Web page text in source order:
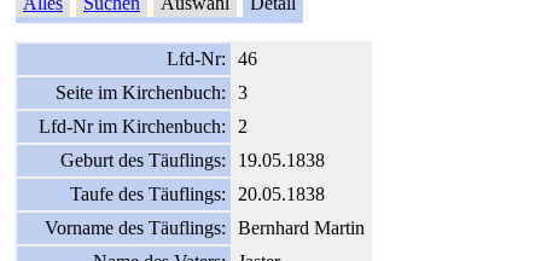
Lfd-Nr:
46
Seite im Kirchenbuch:
3
Lfd-Nr im Kirchenbuch:
2
Geburt des Täuflings:
19.05.1838
Taufe des Täuflings:
20.05.1838
Vorname des Täuflings:
Bernhard Martin